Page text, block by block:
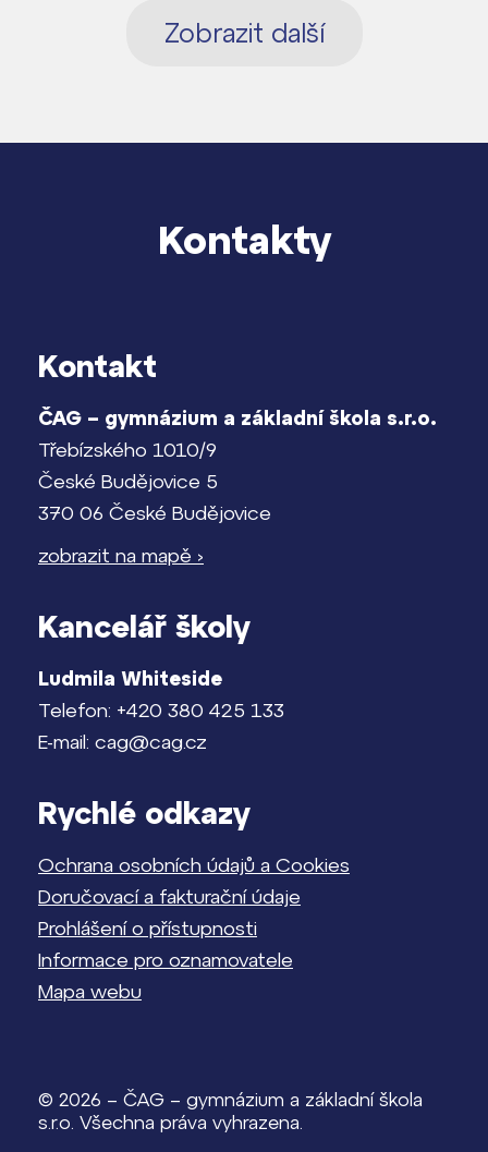
Zobrazit další
Kontakty
Kontakt
ČAG – gymnázium a základní škola s.r.o.
Třebízského 1010/9
České Budějovice 5
370 06 České Budějovice
zobrazit na mapě ›
Kancelář školy
Ludmila Whiteside
Telefon: +420 380 425 133
E-mail: cag@cag.cz
Rychlé odkazy
Ochrana osobních údajů a Cookies
Doručovací a fakturační údaje
Prohlášení o přístupnosti
Informace pro oznamovatele
Mapa webu
© 2026 – ČAG – gymnázium a základní škola
s.r.o. Všechna práva vyhrazena.